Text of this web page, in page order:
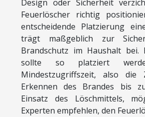
Design oder Sicherheit
Feuerlöscher richtig
entscheidende Platzierung
trägt maßgeblich zur
Brandschutz im Haushalt bei.
sollte so platziert
Mindestzugriffszeit, also die
Erkennen des Brandes bis
Einsatz des Löschmittels,
Experten empfehlen, den